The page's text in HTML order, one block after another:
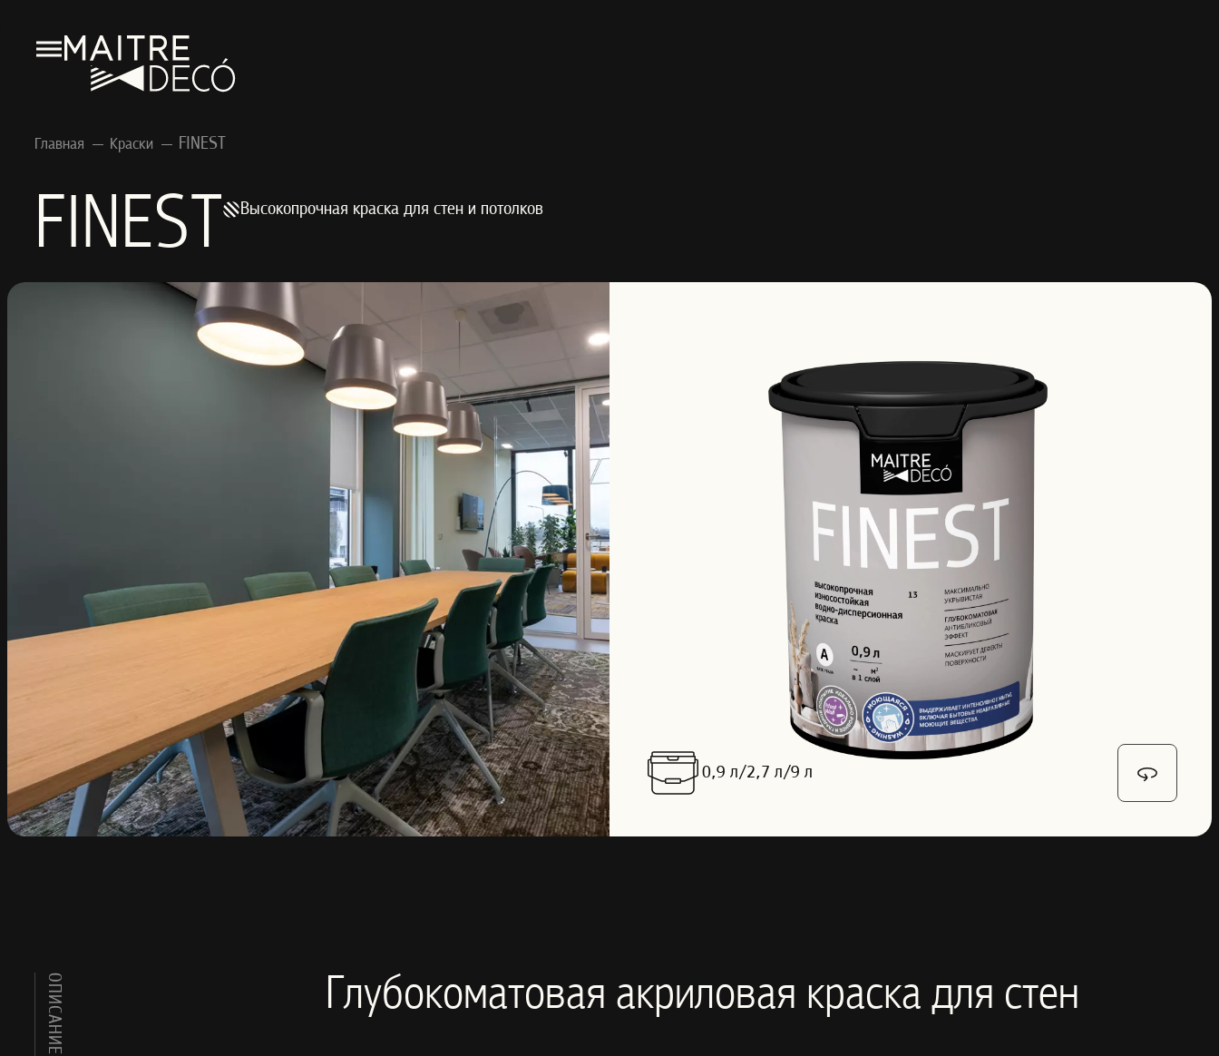
Главная Краски FINEST
FINEST Высокопрочная краска для стен и потолков
0,9 л/2,7 л/9 л
ОПИСАНИЕ Глубокоматовая акриловая краска для стен